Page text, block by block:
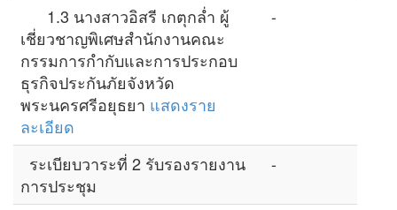
1.3 นางสาวอิสรี เกตุกล่ำ ผู้
เชี่ยวชาญพิเศษสำนักงานคณะ
กรรมการกำกับและการประกอบ
ธุรกิจประกันภัยจังหวัด
พระนครศรีอยุธยา แสดงราย
ละเอียด
-
ระเบียบวาระที่ 2 รับรองรายงาน
การประชุม
-